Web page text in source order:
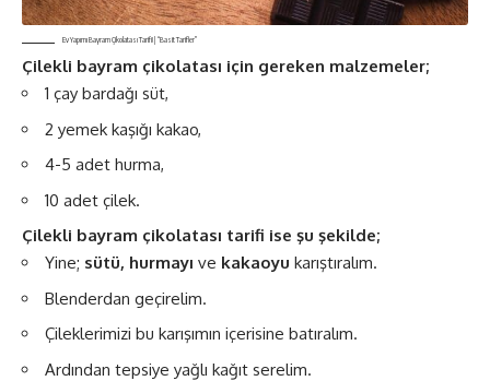
Ev Yapımı Bayram Çikolatası Tarifi! | “Basit Tarifler”
Çilekli bayram çikolatası için gereken malzemeler;
1 çay bardağı süt,
2 yemek kaşığı kakao,
4-5 adet hurma,
10 adet çilek.
Çilekli bayram çikolatası tarifi ise şu şekilde;
Yine; sütü, hurmayı ve kakaoyu karıştıralım.
Blenderdan geçirelim.
Çileklerimizi bu karışımın içerisine batıralım.
Ardından tepsiye yağlı kağıt serelim.